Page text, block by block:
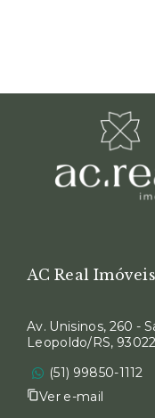
AC Real
Av. Unisinos, 260 -
Leopoldo/RS,
(51) 99850-1112
Ver e-mail